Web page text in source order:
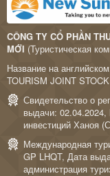
CÔNG TY CỔ PHẦN
MỚI (Туристическая
Название на
TOURISM JOINT
Свидетельство о
выдачи:
инвестиций Ханоя (
Международная
GP LHQT, Дата
администрация